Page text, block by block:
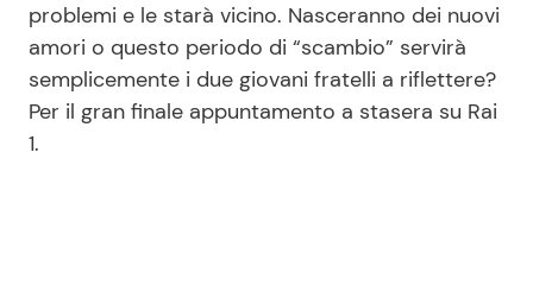
problemi e le starà vicino. Nasceranno dei nuovi
amori o questo periodo di “scambio” servirà
semplicemente i due giovani fratelli a riflettere?
Per il gran finale appuntamento a stasera su Rai
1.